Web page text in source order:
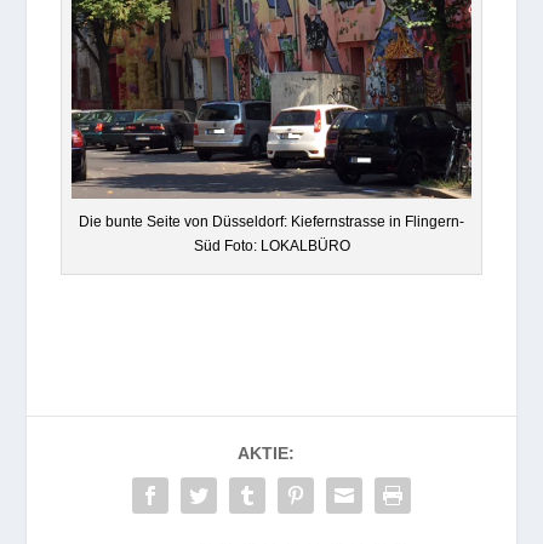
Die bunte Seite von Düs­sel­dorf: Kie­fern­strasse in Flin­gern-
Süd Foto: LOKALBÜRO
AKTIE: